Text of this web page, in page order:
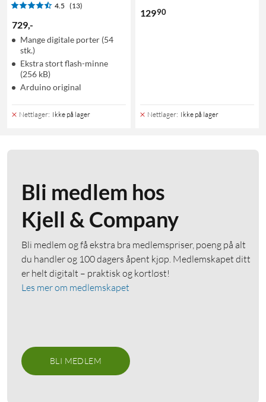
4.5 (13)
729,-
Mange digitale porter (54
stk.)
Ekstra stort flash-minne
(256 kB)
Arduino original
Nettlager: Ikke på lager
12990
Nettlager: Ikke på lager
Bli medlem hos
Kjell & Company
Bli medlem og få ekstra bra medlemspriser, poeng på alt
du handler og 100 dagers åpent kjøp. Medlemskapet ditt
er helt digitalt – praktisk og kortløst!
Les mer om medlemskapet
BLI MEDLEM